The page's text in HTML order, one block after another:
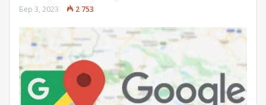
Бер 3, 2023 2 753